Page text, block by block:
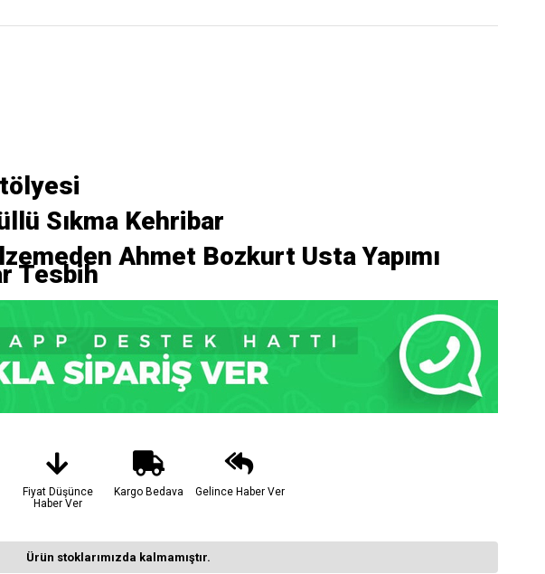
Sıkma Kehribar
Ahmet Bozkurt Usta Yapımı
Tesbih
Fiyat Düşünce
Haber Ver
Kargo Bedava Gelince Haber Ver
Ürün stoklarımızda kalmamıştır.